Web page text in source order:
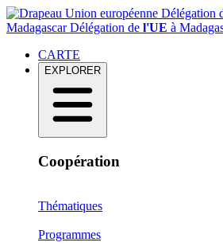
Délégation
MadagascarDélégation de l'UE à
CARTE
EXPLORER
Coopération
Thématiques
Programmes